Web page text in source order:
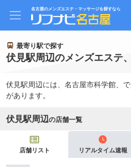
名古屋のメンズエステ・マッサージを探すなら
最寄り駅で探す
伏見駅周辺のメンズエステ
伏見駅周辺には、名古屋市科学館、
があります。
伏見駅周辺の店舗一覧
店舗リスト リアルタイム速報